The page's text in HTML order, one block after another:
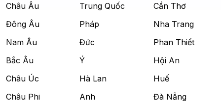
Châu Âu
Đông Âu
Nam Âu
Bắc Âu
Châu Úc
Châu Phi
Trung Quốc
Pháp
Đức
Ý
Hà Lan
Anh
Cần Thơ
Nha Trang
Phan Thiết
Hội An
Huế
Đà Nẵng